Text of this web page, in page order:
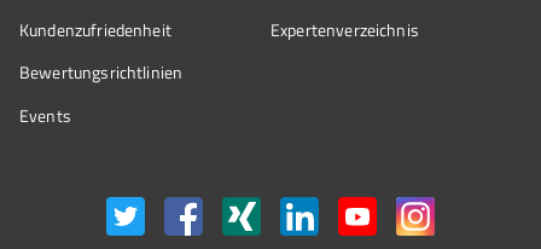
Kundenzufriedenheit
Bewertungs­richtlinien
Events
Expertenverzeichnis